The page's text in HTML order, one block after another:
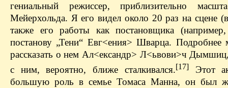
гениальный режиссер, приблизительно
Мейерхольда. Я его видел около 20 раз на сцене
также его работы как постановщика
постанову „Тени“ Евг<ения> Шварца. Подробнее
рассказать о нем Ал<ександр> Л<ьвови>ч
с ним, вероятно, ближе сталкивался.[17]Этот
большую роль в семье Томаса Манна, он был